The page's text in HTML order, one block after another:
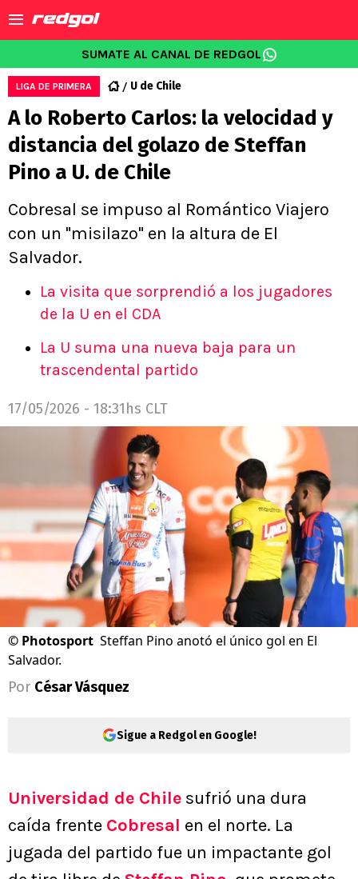
SUMATE AL CANAL DE REDGOL
LIGA DE PRIMERA U de Chile
A lo Roberto Carlos: la velocidad y
distancia del golazo de Steffan
Pino a U. de Chile
Cobresal se impuso al Romántico Viajero
con un "misilazo" en la altura de El
Salvador.
La visita que sorprendió a los jugadores
de la U en el CDA
La U suma una nueva baja para un
trascendental partido
17/05/2026 - 18:31hs CLT
© Photosport Steffan Pino anotó el único gol en El
Salvador.
Por César Vásquez
Sigue a Redgol en Google!
Universidad de Chile sufrió una dura
caída frente Cobresal en el norte. La
jugada del partido fue un impactante gol